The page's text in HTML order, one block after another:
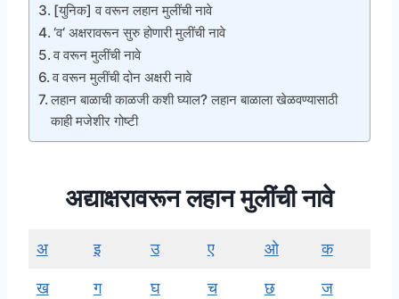
[युनिक] व वरून लहान मुलींची नावे
‘व‘ अक्षरावरून सुरु होणारी मुलींची नावे
व वरून मुलींची नावे
व वरून मुलींची दोन अक्षरी नावे
लहान बाळाची काळजी कशी घ्याल? लहान बाळाला खेळवण्यासाठी
काही मजेशीर गोष्टी
अद्याक्षरावरून लहान मुलींची नावे
अ इ उ ए ओ क
ख ग घ च छ ज